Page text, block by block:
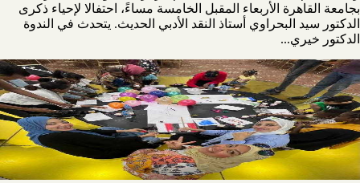
بجامعة القاهرة الأربعاء المقبل الخامسة مساءً، احتفالا لإحياء ذكرى
الدكتور سيد البحراوي أستاذ النقد الأدبي الحديث. يتحدث في الندوة
الدكتور خيري...